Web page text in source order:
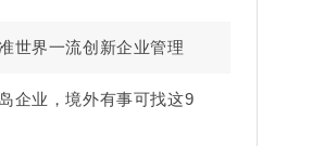
世界一流创新企业管理
企业，境外有事可找这9